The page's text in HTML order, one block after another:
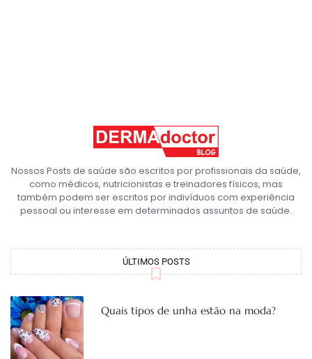
Nossos Posts de saúde são escritos por profissionais da saúde,
como médicos, nutricionistas e treinadores físicos, mas
também podem ser escritos por indivíduos com experiência
pessoal ou interesse em determinados assuntos de saúde.
ÚLTIMOS POSTS
Quais tipos de unha estão na moda?